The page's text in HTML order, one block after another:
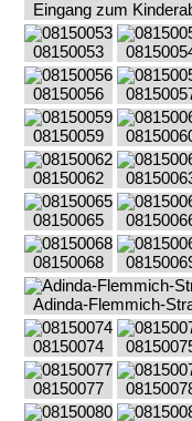
Eingang zum
08150053
08150056
08150059
08150062
08150065
08150068
Adinda-Flemmich-
08150074
08150077